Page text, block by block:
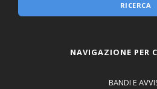
RICERCA
NAVIGAZIONE PER
BANDI E